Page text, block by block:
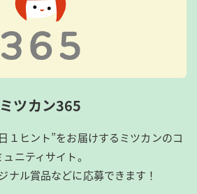
ミツカン365
１ヒント”をお届けするミツカンのコ
ュニティサイト。
ナル賞品などに応募できます！